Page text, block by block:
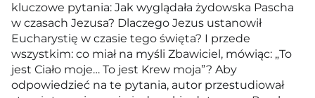
kluczowe pytania: Jak wyglądała żydowska Pascha
w czasach Jezusa? Dlaczego Jezus ustanowił
Eucharystię w czasie tego święta? I przede
wszystkim: co miał na myśli Zbawiciel, mówiąc: „To
jest Ciało moje… To jest Krew moja”? Aby
odpowiedzieć na te pytania, autor przestudiował